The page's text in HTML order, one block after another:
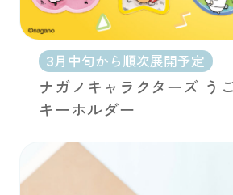
3月中旬から順次展開予定
ナガノキャラクターズ う
キーホルダー